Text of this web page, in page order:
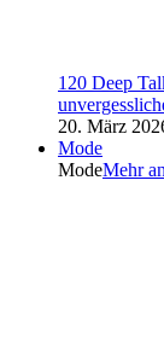
120 Deep
20. März
Mode
ModeMehr